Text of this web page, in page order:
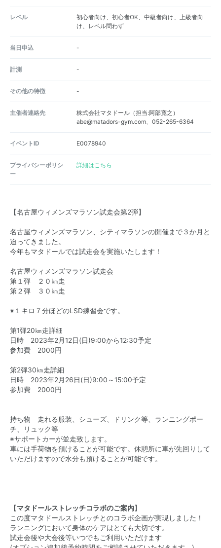
レベル
初心者向け、初心者OK、中級者向け、上級者向
け、レベル問わず
当日申込 -
計測 -
その他の特徴 -
主催者連絡先
株式会社マタドール（担当:阿部寛之）
abe@matadors-gym.com、052-265-6364
イベントID E0078940
プライバシーポリシ
ー
詳細はこちら
【名古屋ウィメンズマラソン試走会第2弾】
名古屋ウィメンズマラソン、シティマラソンの開催まで３か月と
迫ってきました。
今年もマタドールでは試走会を実施いたします！
名古屋ウィメンズマラソン試走会
第１弾 ２０㎞走
第２弾 ３０㎞走
※１キロ７分ほどのLSD練習会です。
第1弾20㎞走詳細
日時 2023年2月12日(日)9:00から12:30予定
参加費 2000円
第2弾30㎞走詳細
日時 2023年2月26日(日)9:00～15:00予定
参加費 2000円
持ち物 走れる服装、シューズ、ドリンク等、ランニングポー
チ、リュック等
※サポートカーが並走致します。
車には手荷物を預けることが可能です。休憩所に車が先回りして
いただけますので水分も預けることが可能です。
【マタドールストレッチコラボのご案内】
この度マタドールストレッチとのコラボ企画が実現しました！
ランニングにおいて身体のケアはとても大切です。
試走会後や大会後等いつでもご利用いただけます